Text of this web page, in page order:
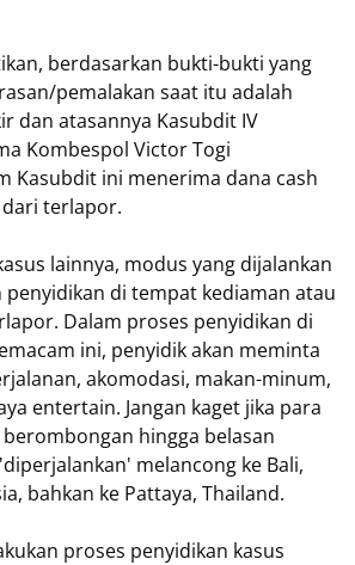
berdasarkan bukti-bukti yang
pemalakan saat itu adalah
dan atasannya Kasubdit IV
Kombespol Victor Togi
Kasubdit ini menerima dana cash
terlapor.
lainnya, modus yang dijalankan
penyidikan di tempat kediaman atau
Dalam proses penyidikan di
ini, penyidik akan meminta
akomodasi, makan-minum,
entertain. Jangan kaget jika para
hingga belasan
melancong ke Bali,
bahkan ke Pattaya, Thailand.
proses penyidikan kasus